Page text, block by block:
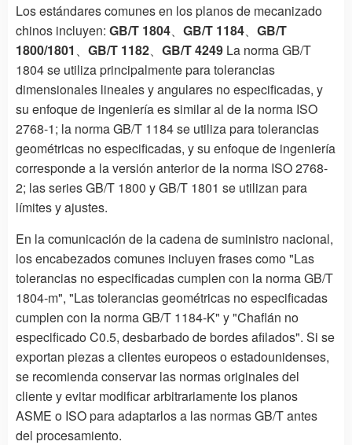
Los estándares comunes en los planos de mecanizado
chinos incluyen: GB/T 1804、 GB/T 1184、 GB/T
1800/1801 、 GB/T 1182、 GB/T 4249 La norma GB/T
1804 se utiliza principalmente para tolerancias
dimensionales lineales y angulares no especificadas, y
su enfoque de ingeniería es similar al de la norma ISO
2768-1; la norma GB/T 1184 se utiliza para tolerancias
geométricas no especificadas, y su enfoque de ingeniería
corresponde a la versión anterior de la norma ISO 2768-
2; las series GB/T 1800 y GB/T 1801 se utilizan para
límites y ajustes.
En la comunicación de la cadena de suministro nacional,
los encabezados comunes incluyen frases como "Las
tolerancias no especificadas cumplen con la norma GB/T
1804-m", "Las tolerancias geométricas no especificadas
cumplen con la norma GB/T 1184-K" y "Chaflán no
especificado C0.5, desbarbado de bordes afilados". Si se
exportan piezas a clientes europeos o estadounidenses,
se recomienda conservar las normas originales del
cliente y evitar modificar arbitrariamente los planos
ASME o ISO para adaptarlos a las normas GB/T antes
del procesamiento.